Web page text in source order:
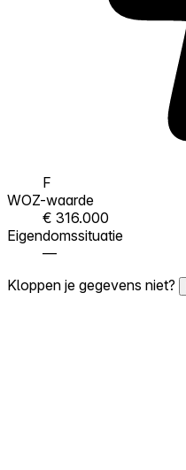
F
WOZ-waarde
€ 316.000
Eigendomssituatie
—
Kloppen je gegevens niet?